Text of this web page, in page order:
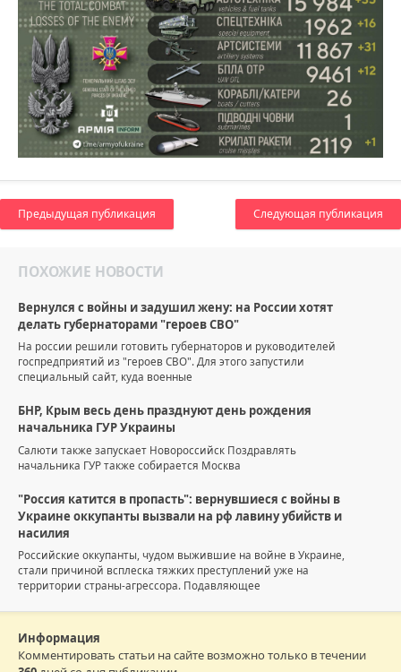
Предыдущая публикация Следующая публикация
ПОХОЖИЕ НОВОСТИ
Вернулся с войны и задушил жену: на России хотят
делать губернаторами "героев СВО"
На россии решили готовить губернаторов и руководителей
госпредприятий из "героев СВО". Для этого запустили
специальный сайт, куда военные
БНР, Крым весь день празднуют день рождения
начальника ГУР Украины
Салюти также запускает Новороссийск Поздравлять
начальника ГУР также собирается Москва
"Россия катится в пропасть": вернувшиеся с войны в
Украине оккупанты вызвали на рф лавину убийств и
насилия
Российские оккупанты, чудом выжившие на войне в Украине,
стали причиной всплеска тяжких преступлений уже на
территории страны-агрессора. Подавляющее
Информация
Комментировать статьи на сайте возможно только в течении